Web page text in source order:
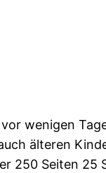
wenigen
älteren
250 Seiten